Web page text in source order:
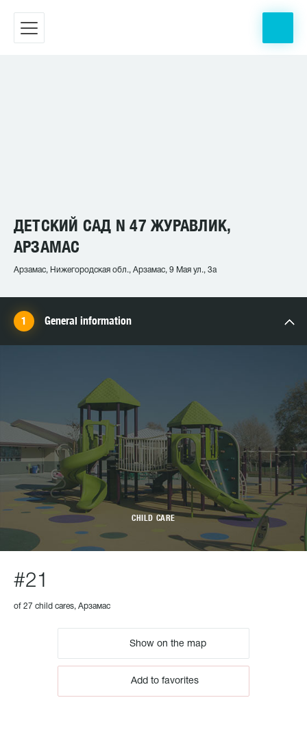
ДЕТСКИЙ САД N 47 ЖУРАВЛИК,
АРЗАМАС
Арзамас, Нижегородская обл., Арзамас, 9 Мая ул., 3а
General information
CHILD CARE
#21
of 27 child cares, Арзамас
Show on the map
Add to favorites